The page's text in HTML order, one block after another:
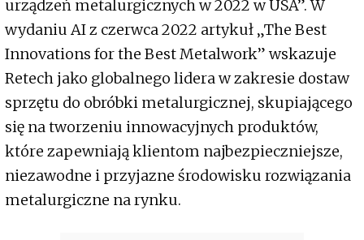
urządzeń metalurgicznych w 2022 w USA”. W
wydaniu AI z czerwca 2022 artykuł „The Best
Innovations for the Best Metalwork” wskazuje
Retech jako globalnego lidera w zakresie dostaw
sprzętu do obróbki metalurgicznej, skupiającego
się na tworzeniu innowacyjnych produktów,
które zapewniają klientom najbezpieczniejsze,
niezawodne i przyjazne środowisku rozwiązania
metalurgiczne na rynku.